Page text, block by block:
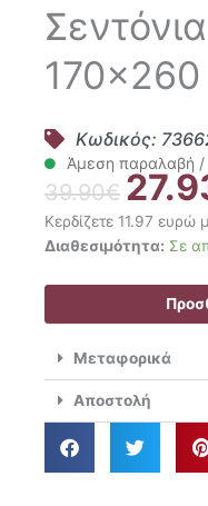
Κωδικός:
Άμεση παραλαβή
39.90€ Original
price
was:
Κερδίζετε 11.97 ευρώ
Διαθεσιμότητα: Σε
Das
Σεντόνια
170x260
Happy
ποσότητα
Μεταφορικά
Αποστολή